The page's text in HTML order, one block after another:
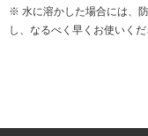
※ 水に溶かした場合には、
し、なるべく早くお使いくだ